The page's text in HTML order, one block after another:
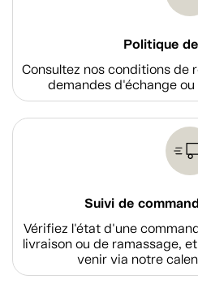
Politique
Consultez nos conditions de
demandes d'échange
Suivi de
Vérifiez l'état d'une
livraison ou de ramassage,
venir via notre